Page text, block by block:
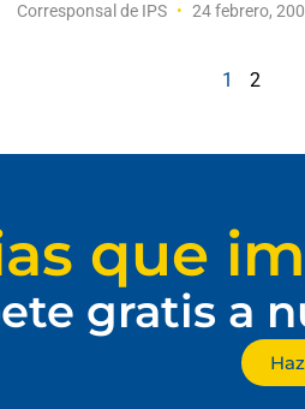
Corresponsal de IPS 24 febrero,
1 2
que
gratis a